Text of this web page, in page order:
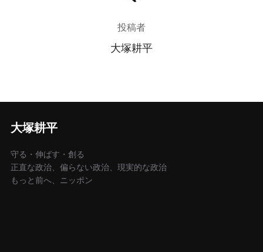
投稿者
大塚耕平
大塚耕平
守る・伸ばす・創る
正直な政治、偏らない政治、現実的な政治
もっと前へ、ニッポン